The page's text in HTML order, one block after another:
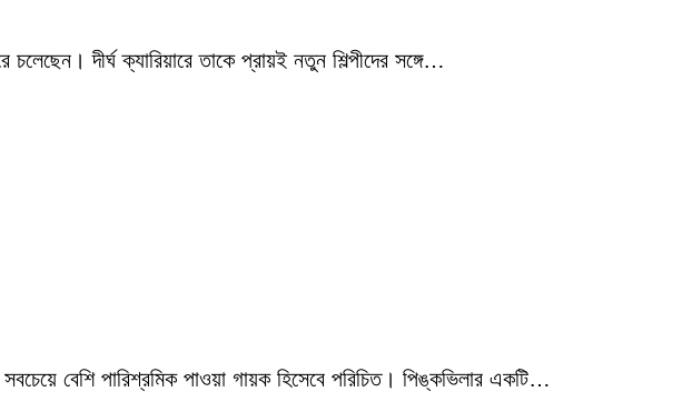
দীর্ঘ ক্যারিয়ারে তাকে প্রায়ই নতুন শিল্পীদের সঙ্গে…
বেশি পারিশ্রমিক পাওয়া গায়ক হিসেবে পরিচিত। পিঙ্কভিলার একটি…